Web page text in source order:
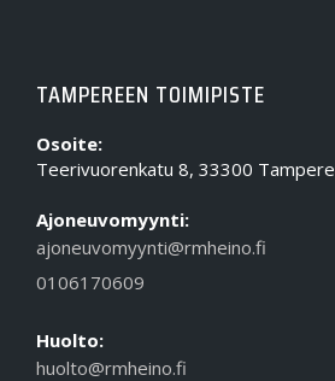
TAMPEREEN TOIMIPISTE
Osoite:
Teerivuorenkatu 8, 33300 Tampere
Ajoneuvomyynti:
ajoneuvomyynti@rmheino.fi
0106170609
Huolto:
huolto@rmheino.fi